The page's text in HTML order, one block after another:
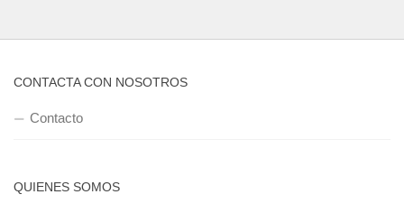
CONTACTA CON NOSOTROS
Contacto
QUIENES SOMOS